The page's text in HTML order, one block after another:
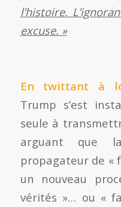
l’histoire.
excuse. »
En twittant à
Trump s’est
seule à
arguant que
propagateur de «
un nouveau
vérités »… ou «